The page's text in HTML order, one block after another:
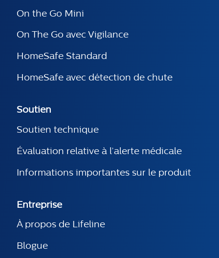
On the Go Mini
On The Go avec Vigilance
HomeSafe Standard
HomeSafe avec détection de chute
Soutien
Soutien technique
Évaluation relative à l’alerte médicale
Informations importantes sur le produit
Entreprise
À propos de Lifeline
Blogue